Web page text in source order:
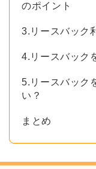
のポイント
3.リースバック
4.リースバック
5.リースバック
い？
まとめ